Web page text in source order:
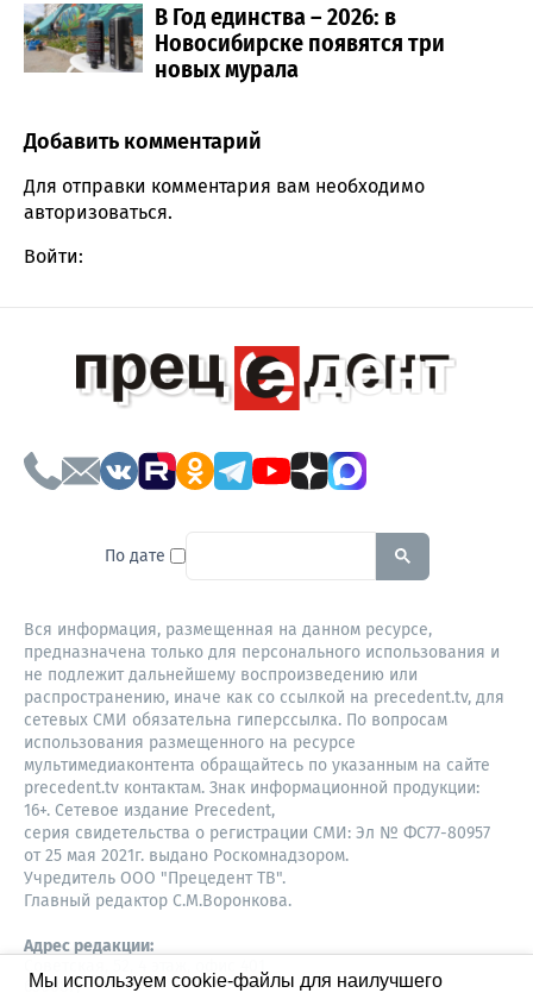
В Год единства – 2026: в
Новосибирске появятся три
новых мурала
Comment section
Добавить комментарий
Для отправки комментария вам необходимо
авторизоваться.
Войти:
По дате To search this site, enter a
Вся информация, размещенная на данном ресурсе,
предназначена только для персонального использования и
не подлежит дальнейшему воспроизведению или
распространению, иначе как со ссылкой на precedent.tv, для
сетевых СМИ обязательна гиперссылка. По вопросам
использования размещенного на ресурсе
мультимедиаконтента обращайтесь по указанным на сайте
precedent.tv контактам. Знак информационной продукции:
16+. Сетевое издание Precedent,
серия свидетельства о регистрации СМИ: Эл № ФС77-80957
от 25 мая 2021г. выдано Роскомнадзором.
Учредитель ООО "Прецедент ТВ".
Главный редактор С.М.Воронкова.
Адрес редакции:
630087,
Мы используем cookie-файлы для наилучшего